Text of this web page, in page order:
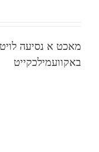
באקוועמילכקייט